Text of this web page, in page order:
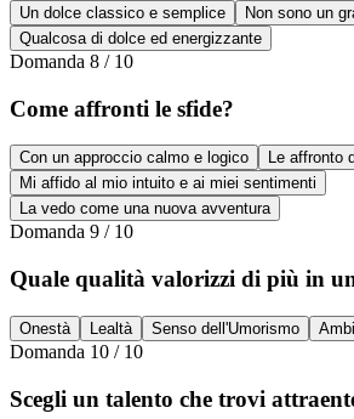
Un dolce classico e semplice
Non sono un
Qualcosa di dolce ed energizzante
Domanda 8 / 10
Come affronti le sfide?
Con un approccio calmo e logico
Le affronto
Mi affido al mio intuito e ai miei sentimenti
La vedo come una nuova avventura
Domanda 9 / 10
Quale qualità valorizzi di più in
Onestà Lealtà Senso dell'Umorismo
Domanda 10 / 10
Scegli un talento che trovi